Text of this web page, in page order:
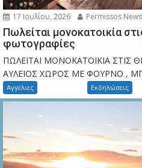
17 Ιουλίου, 2026 Permissos
Πωλείται μονοκατοικία
φωτογραφίες
ΠΩΛΕΙΤΑΙ ΜΟΝΟΚΑΤΟΙΚΙΑ ΣΤΙΣ
ΑΥΛΕΙΟΣ ΧΩΡΟΣ ΜΕ ΦΟΥΡΝΟ ,
Αγγελιες Εκδηλώσεις